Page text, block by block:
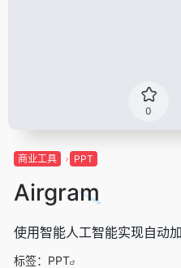
0
商业工具 PPT
Airgram
使用智能人工智能实现自动
标签： PPT